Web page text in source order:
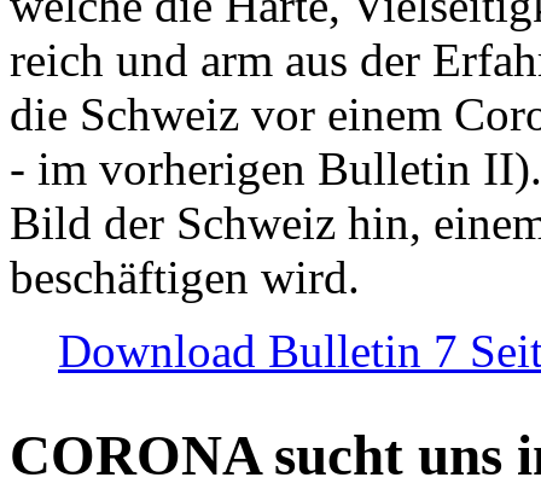
reich und arm aus der
die Schweiz vor einem
- im vorherigen Bulletin
Bild der Schweiz hin,
beschäftigen wird.
Download Bulletin 7
CORONA sucht uns